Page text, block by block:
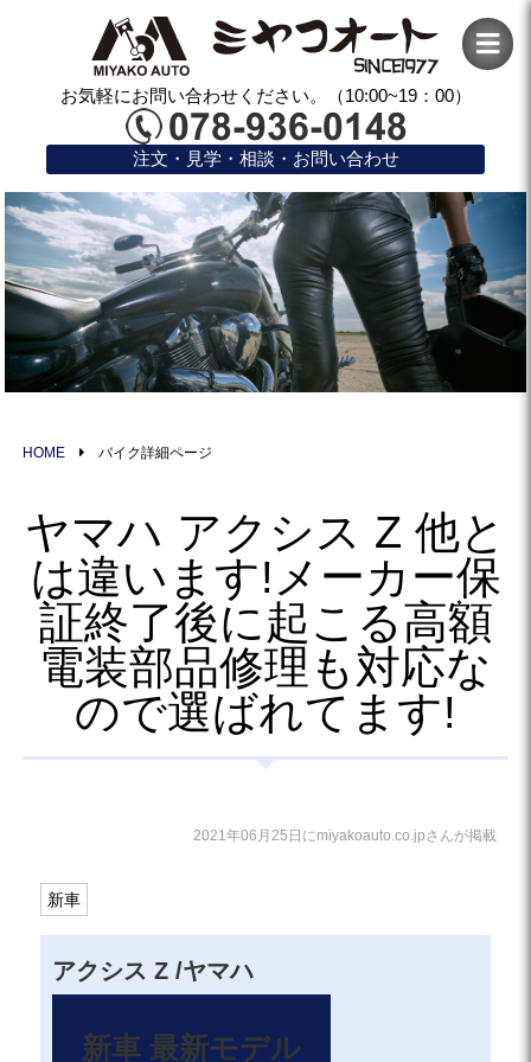
お気軽にお問い合わせください。（10:00~19：00）
注文・見学・相談・お問い合わせ
HOME バイク詳細ページ
ヤマハ アクシス Z 他と
は違います!メーカー保
証終了後に起こる高額
電装部品修理も対応な
ので選ばれてます!
2021年06月25日にmiyakoauto.co.jpさんが掲載
新車
アクシス Z /ヤマハ
新車 最新モデル